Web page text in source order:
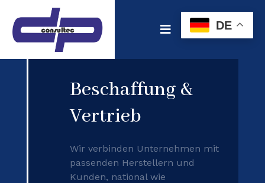
Beschaffung &
Vertrieb
Wir verbinden Unternehmen mit
passenden Herstellern und
Kunden, national wie
DE